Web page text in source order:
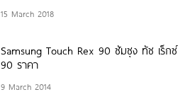
15 March 2018
Samsung Touch Rex 90 ซัมซุง ทัช เร็กซ์
90 ราคา
9 March 2014